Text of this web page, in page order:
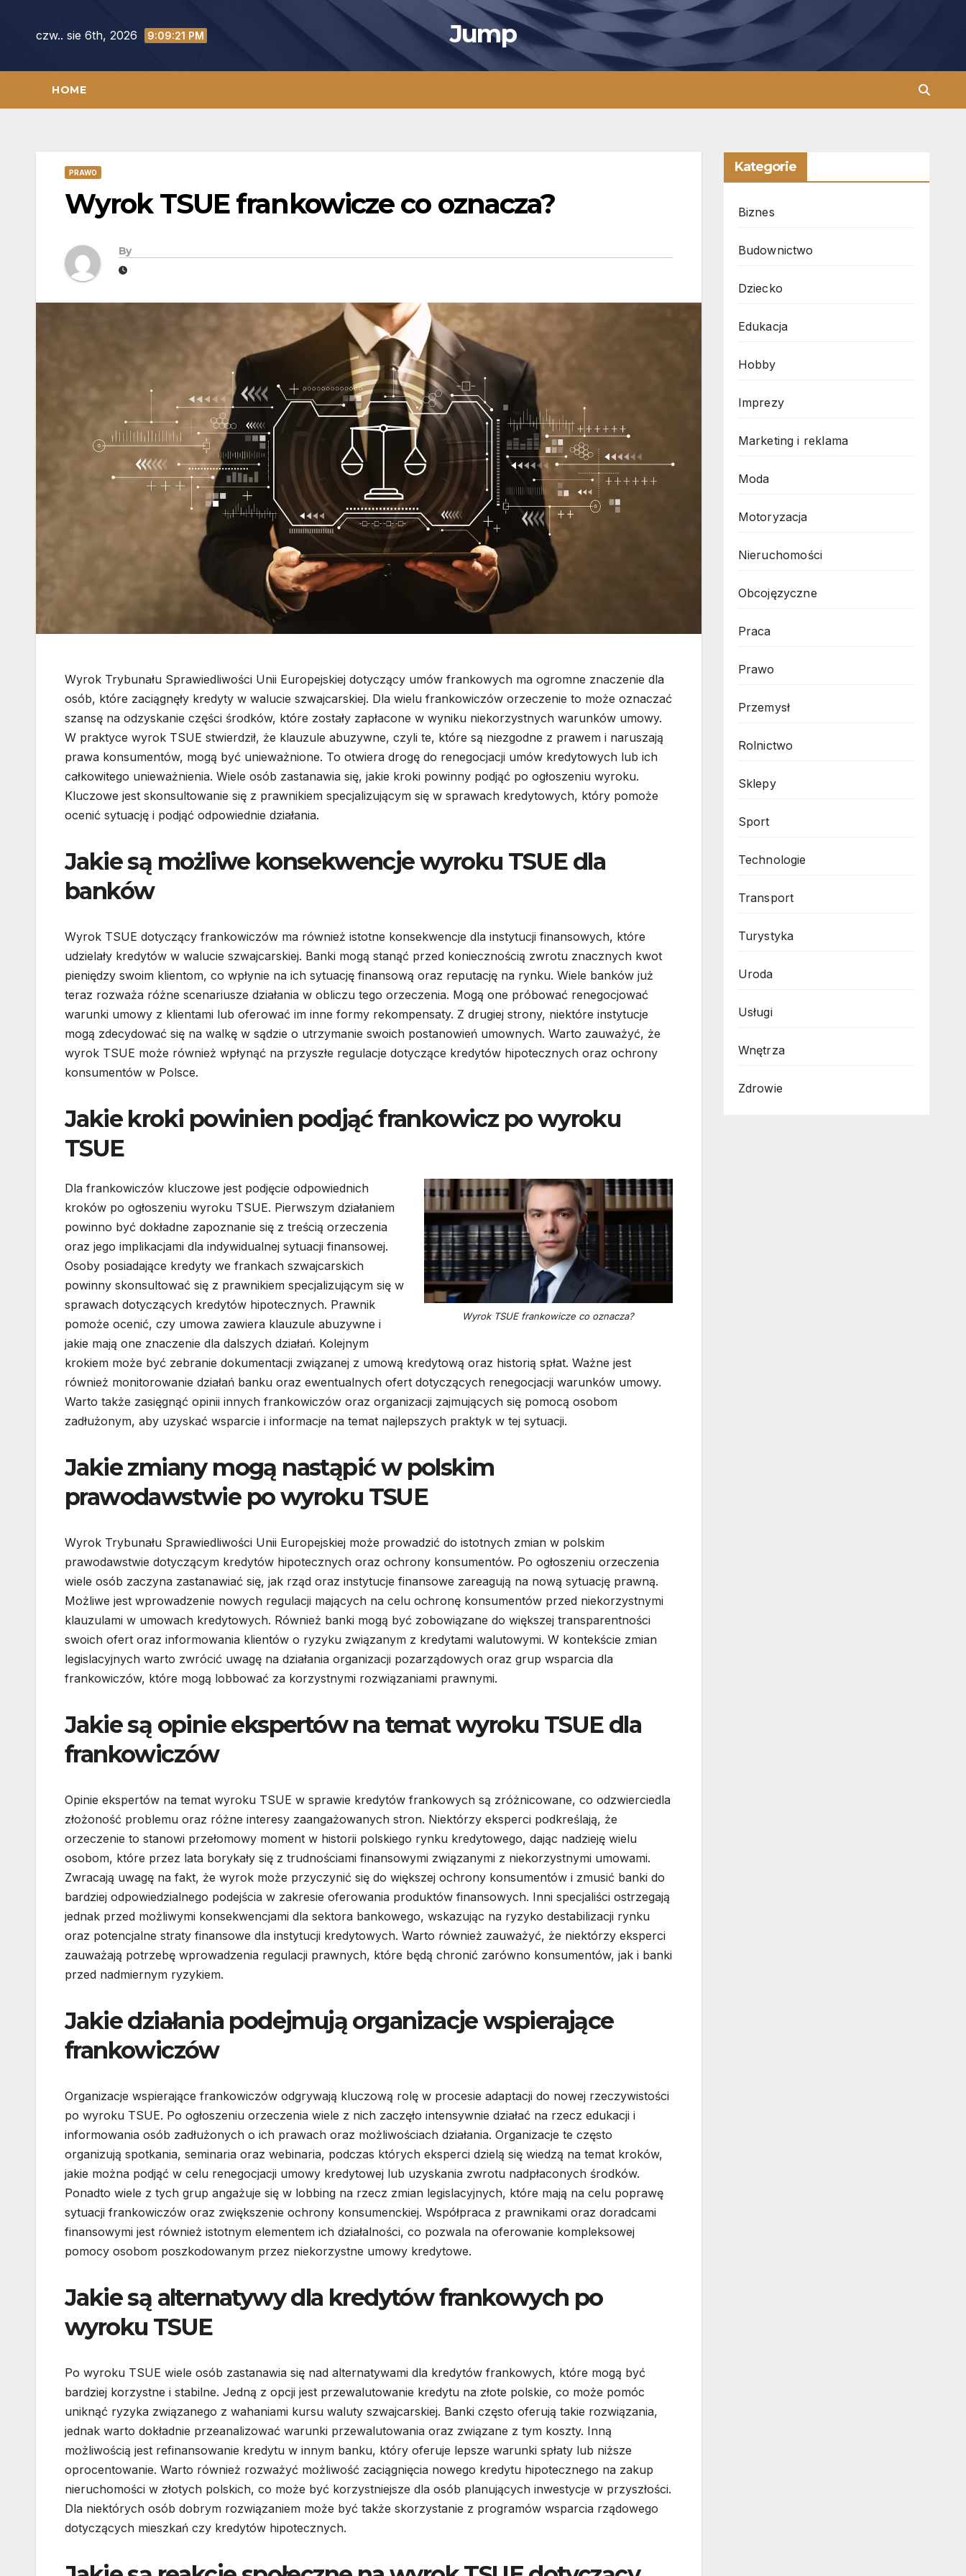
czw.. sie 6th, 2026 9:09:22 PM Jump
HOME
PRAWO
Wyrok TSUE frankowicze co oznacza?
By
Wyrok Trybunału Sprawiedliwości Unii Europejskiej dotyczący umów frankowych ma ogromne znaczenie dla
osób, które zaciągnęły kredyty w walucie szwajcarskiej. Dla wielu frankowiczów orzeczenie to może oznaczać
szansę na odzyskanie części środków, które zostały zapłacone w wyniku niekorzystnych warunków umowy.
W praktyce wyrok TSUE stwierdził, że klauzule abuzywne, czyli te, które są niezgodne z prawem i naruszają
prawa konsumentów, mogą być unieważnione. To otwiera drogę do renegocjacji umów kredytowych lub ich
całkowitego unieważnienia. Wiele osób zastanawia się, jakie kroki powinny podjąć po ogłoszeniu wyroku.
Kluczowe jest skonsultowanie się z prawnikiem specjalizującym się w sprawach kredytowych, który pomoże
ocenić sytuację i podjąć odpowiednie działania.
Jakie są możliwe konsekwencje wyroku TSUE dla
banków
Wyrok TSUE dotyczący frankowiczów ma również istotne konsekwencje dla instytucji finansowych, które
udzielały kredytów w walucie szwajcarskiej. Banki mogą stanąć przed koniecznością zwrotu znacznych kwot
pieniędzy swoim klientom, co wpłynie na ich sytuację finansową oraz reputację na rynku. Wiele banków już
teraz rozważa różne scenariusze działania w obliczu tego orzeczenia. Mogą one próbować renegocjować
warunki umowy z klientami lub oferować im inne formy rekompensaty. Z drugiej strony, niektóre instytucje
mogą zdecydować się na walkę w sądzie o utrzymanie swoich postanowień umownych. Warto zauważyć, że
wyrok TSUE może również wpłynąć na przyszłe regulacje dotyczące kredytów hipotecznych oraz ochrony
konsumentów w Polsce.
Jakie kroki powinien podjąć frankowicz po wyroku
TSUE
Wyrok TSUE frankowicze co oznacza?
Dla frankowiczów kluczowe jest podjęcie odpowiednich
kroków po ogłoszeniu wyroku TSUE. Pierwszym działaniem
powinno być dokładne zapoznanie się z treścią orzeczenia
oraz jego implikacjami dla indywidualnej sytuacji finansowej.
Osoby posiadające kredyty we frankach szwajcarskich
powinny skonsultować się z prawnikiem specjalizującym się w
sprawach dotyczących kredytów hipotecznych. Prawnik
pomoże ocenić, czy umowa zawiera klauzule abuzywne i
jakie mają one znaczenie dla dalszych działań. Kolejnym
krokiem może być zebranie dokumentacji związanej z umową kredytową oraz historią spłat. Ważne jest
również monitorowanie działań banku oraz ewentualnych ofert dotyczących renegocjacji warunków umowy.
Warto także zasięgnąć opinii innych frankowiczów oraz organizacji zajmujących się pomocą osobom
zadłużonym, aby uzyskać wsparcie i informacje na temat najlepszych praktyk w tej sytuacji.
Jakie zmiany mogą nastąpić w polskim
prawodawstwie po wyroku TSUE
Wyrok Trybunału Sprawiedliwości Unii Europejskiej może prowadzić do istotnych zmian w polskim
prawodawstwie dotyczącym kredytów hipotecznych oraz ochrony konsumentów. Po ogłoszeniu orzeczenia
wiele osób zaczyna zastanawiać się, jak rząd oraz instytucje finansowe zareagują na nową sytuację prawną.
Możliwe jest wprowadzenie nowych regulacji mających na celu ochronę konsumentów przed niekorzystnymi
klauzulami w umowach kredytowych. Również banki mogą być zobowiązane do większej transparentności
swoich ofert oraz informowania klientów o ryzyku związanym z kredytami walutowymi. W kontekście zmian
legislacyjnych warto zwrócić uwagę na działania organizacji pozarządowych oraz grup wsparcia dla
frankowiczów, które mogą lobbować za korzystnymi rozwiązaniami prawnymi.
Jakie są opinie ekspertów na temat wyroku TSUE dla
frankowiczów
Opinie ekspertów na temat wyroku TSUE w sprawie kredytów frankowych są zróżnicowane, co odzwierciedla
złożoność problemu oraz różne interesy zaangażowanych stron. Niektórzy eksperci podkreślają, że
orzeczenie to stanowi przełomowy moment w historii polskiego rynku kredytowego, dając nadzieję wielu
osobom, które przez lata borykały się z trudnościami finansowymi związanymi z niekorzystnymi umowami.
Zwracają uwagę na fakt, że wyrok może przyczynić się do większej ochrony konsumentów i zmusić banki do
bardziej odpowiedzialnego podejścia w zakresie oferowania produktów finansowych. Inni specjaliści ostrzegają
jednak przed możliwymi konsekwencjami dla sektora bankowego, wskazując na ryzyko destabilizacji rynku
oraz potencjalne straty finansowe dla instytucji kredytowych. Warto również zauważyć, że niektórzy eksperci
zauważają potrzebę wprowadzenia regulacji prawnych, które będą chronić zarówno konsumentów, jak i banki
przed nadmiernym ryzykiem.
Jakie działania podejmują organizacje wspierające
frankowiczów
Organizacje wspierające frankowiczów odgrywają kluczową rolę w procesie adaptacji do nowej rzeczywistości
po wyroku TSUE. Po ogłoszeniu orzeczenia wiele z nich zaczęło intensywnie działać na rzecz edukacji i
informowania osób zadłużonych o ich prawach oraz możliwościach działania. Organizacje te często
organizują spotkania, seminaria oraz webinaria, podczas których eksperci dzielą się wiedzą na temat kroków,
jakie można podjąć w celu renegocjacji umowy kredytowej lub uzyskania zwrotu nadpłaconych środków.
Ponadto wiele z tych grup angażuje się w lobbing na rzecz zmian legislacyjnych, które mają na celu poprawę
sytuacji frankowiczów oraz zwiększenie ochrony konsumenckiej. Współpraca z prawnikami oraz doradcami
finansowymi jest również istotnym elementem ich działalności, co pozwala na oferowanie kompleksowej
pomocy osobom poszkodowanym przez niekorzystne umowy kredytowe.
Jakie są alternatywy dla kredytów frankowych po
wyroku TSUE
Po wyroku TSUE wiele osób zastanawia się nad alternatywami dla kredytów frankowych, które mogą być
bardziej korzystne i stabilne. Jedną z opcji jest przewalutowanie kredytu na złote polskie, co może pomóc
uniknąć ryzyka związanego z wahaniami kursu waluty szwajcarskiej. Banki często oferują takie rozwiązania,
jednak warto dokładnie przeanalizować warunki przewalutowania oraz związane z tym koszty. Inną
możliwością jest refinansowanie kredytu w innym banku, który oferuje lepsze warunki spłaty lub niższe
oprocentowanie. Warto również rozważyć możliwość zaciągnięcia nowego kredytu hipotecznego na zakup
nieruchomości w złotych polskich, co może być korzystniejsze dla osób planujących inwestycje w przyszłości.
Dla niektórych osób dobrym rozwiązaniem może być także skorzystanie z programów wsparcia rządowego
dotyczących mieszkań czy kredytów hipotecznych.
Kategorie
Biznes
Budownictwo
Dziecko
Edukacja
Hobby
Imprezy
Marketing i reklama
Moda
Motoryzacja
Nieruchomości
Obcojęzyczne
Praca
Prawo
Przemysł
Rolnictwo
Sklepy
Sport
Technologie
Transport
Turystyka
Uroda
Usługi
Wnętrza
Zdrowie